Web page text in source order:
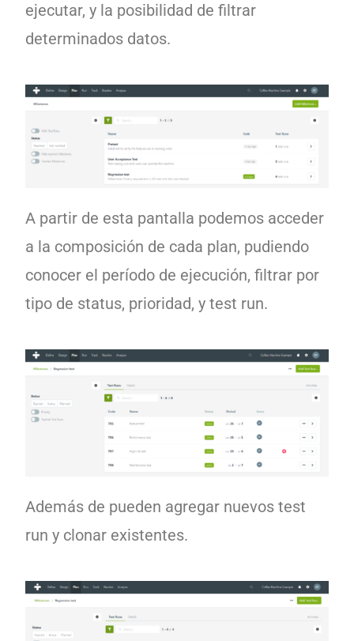
ejecutar, y la posibilidad de filtrar
determinados datos.
A partir de esta pantalla podemos acceder
a la composición de cada plan, pudiendo
conocer el período de ejecución, filtrar por
tipo de status, prioridad, y test run.
Además de pueden agregar nuevos test
run y clonar existentes.